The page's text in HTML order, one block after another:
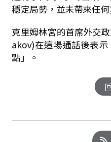
穩定局勢，並未帶來任何
克里姆林宮的首席外交
akov)在這場通話後表
點」。